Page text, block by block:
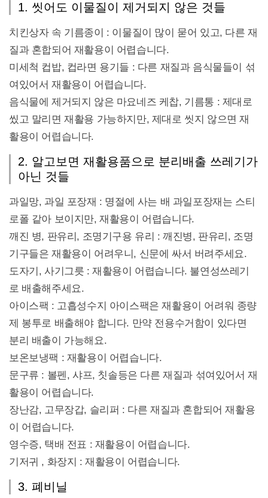
1. 씻어도 이물질이 제거되지 않은 것들
치킨상자 속 기름종이 : 이물질이 많이 묻어 있고, 다른 재
질과 혼합되어 재활용이 어렵습니다.
미세척 컵밥, 컵라면 용기들 : 다른 재질과 음식물들이 섞
여있어서 재활용이 어렵습니다.
음식물에 제거되지 않은 마요네즈 케찹, 기름통 : 제대로
씼고 말리면 재활용 가능하지만, 제대로 씻지 않으면 재
활용이 어렵습니다.
2. 알고보면 재활용품으로 분리배출 쓰레기가
아닌 것들
과일망, 과일 포장재 : 명절에 사는 배 과일포장재는 스티
로폴 같아 보이지만, 재활용이 어렵습니다.
깨진 병, 판유리, 조명기구용 유리 : 깨진병, 판유리, 조명
기구들은 재활용이 어려우니, 신문에 싸서 버려주세요.
도자기, 사기그릇 : 재활용이 어렵습니다. 불연성쓰레기
로 배출해주세요.
아이스팩 : 고흡성수지 아이스팩은 재활용이 어려워 종량
제 봉투로 배출해야 합니다. 만약 전용수거함이 있다면
분리 배출이 가능해요.
보온보냉팩 : 재활용이 어렵습니다.
문구류 : 볼펜, 샤프, 칫솔등은 다른 재질과 섞여있어서 재
활용이 어렵습니다.
장난감, 고무장갑, 슬리퍼 : 다른 재질과 혼합되어 재활용
이 어렵습니다.
영수증, 택배 전표 : 재활용이 어렵습니다.
기저귀 , 화장지 : 재활용이 어렵습니다.
3. 폐비닐